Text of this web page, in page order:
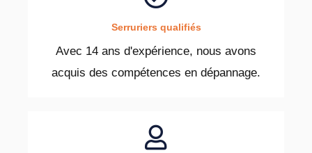
Serruriers qualifiés
Avec 14 ans d'expérience, nous avons
acquis des compétences en dépannage.